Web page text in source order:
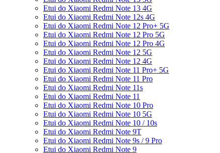
Etui do Xiaomi Redmi Note 13 4G
Etui do Xiaomi Redmi Note 12s 4G
Etui do Xiaomi Redmi Note 12 Pro+ 5G
Etui do Xiaomi Redmi Note 12 Pro 5G
Etui do Xiaomi Redmi Note 12 Pro 4G
Etui do Xiaomi Redmi Note 12 5G
Etui do Xiaomi Redmi Note 12 4G
Etui do Xiaomi Redmi Note 11 Pro+ 5G
Etui do Xiaomi Redmi Note 11 Pro
Etui do Xiaomi Redmi Note 11s
Etui do Xiaomi Redmi Note 11
Etui do Xiaomi Redmi Note 10 Pro
Etui do Xiaomi Redmi Note 10 5G
Etui do Xiaomi Redmi Note 10 / 10s
Etui do Xiaomi Redmi Note 9T
Etui do Xiaomi Redmi Note 9s / 9 Pro
Etui do Xiaomi Redmi Note 9